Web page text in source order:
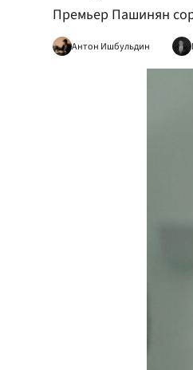
Премьер Пашинян
Антон Ишбульдин